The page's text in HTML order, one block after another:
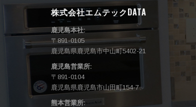
株式会社エムテックDATA
鹿児島本社:
〒891-0105
鹿児島県鹿児島市中山町5402-21
鹿児島営業所:
〒891-0104
鹿児島県鹿児島市山田町154-7
熊本営業所: